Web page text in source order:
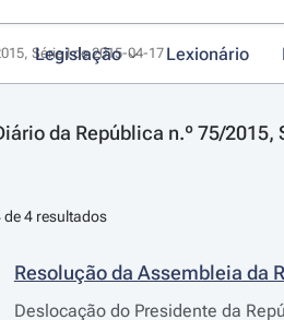
Legislação Lexionário
Série I de 2015-04-17
da República n.º 75/2015,
de 4 resultados
Resolução da Assembleia da
Deslocação do Presidente da